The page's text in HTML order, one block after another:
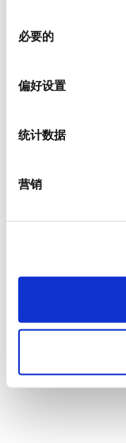
必要的
偏好设置
统计数据
营销